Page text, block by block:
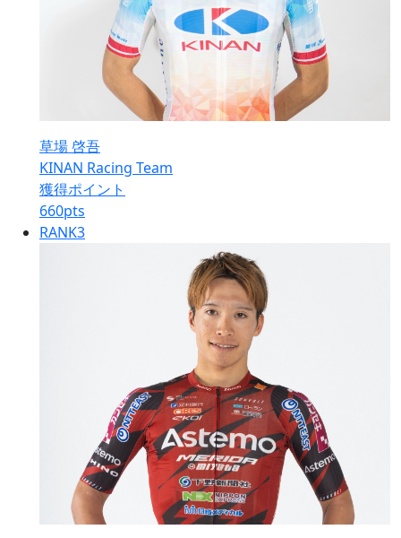
草場 啓吾
KINAN Racing Team
獲得ポイント
660pts
RANK3